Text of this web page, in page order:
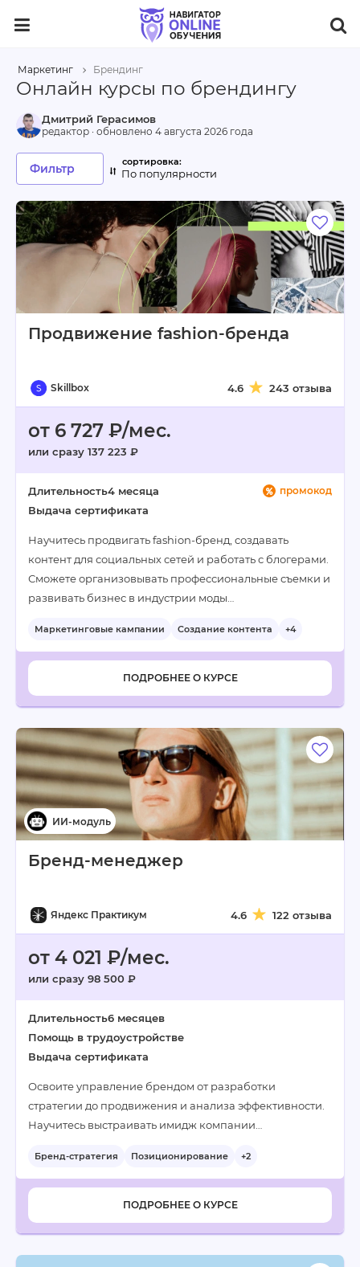
Маркетинг Брендинг
Онлайн курсы по брендингу
Продвижение fashion-бренда
Skillbox 4.6 243 отзыва
от 6 727 ₽/мес.
или сразу 137 223 ₽
промокод
Длительность4 месяца
Выдача сертификата
Научитесь продвигать fashion-бренд, создавать
контент для социальных сетей и работать с блогерами.
Сможете организовывать профессиональные съемки и
развивать бизнес в индустрии моды…
Маркетинговые кампании Создание контента +4
ПОДРОБНЕЕ О КУРСЕ
Бренд-менеджер
Яндекс Практикум 4.6 122 отзыва
от 4 021 ₽/мес.
или сразу 98 500 ₽
Длительность6 месяцев
Помощь в трудоустройстве
Выдача сертификата
Освоите управление брендом от разработки
стратегии до продвижения и анализа эффективности.
Научитесь выстраивать имидж компании…
Бренд-стратегия Позиционирование +2
ПОДРОБНЕЕ О КУРСЕ
Дмитрий Герасимов
редактор · обновлено 4 августа 2026 года
Фильтр По популярности